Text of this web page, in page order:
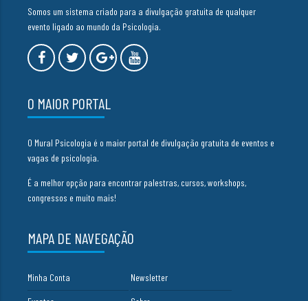
Somos um sistema criado para a divulgação gratuita de qualquer
evento ligado ao mundo da Psicologia.
O MAIOR PORTAL
O Mural Psicologia é o maior portal de divulgação gratuita de eventos e
vagas de psicologia.
É a melhor opção para encontrar palestras, cursos, workshops,
congressos e muito mais!
MAPA DE NAVEGAÇÃO
Minha Conta Newsletter